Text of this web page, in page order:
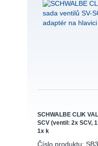
SCHWALBE CLIK
SCV (ventil: 2x SCV,
1x k
Číslo produktu: